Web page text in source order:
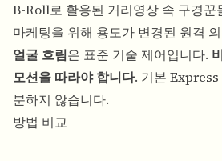
B-Roll로 활용된 거리영상 속 구경꾼
마케팅을 위해 용도가 변경된 원격
얼굴 흐림은 표준 기술 제어입니다.
모션을 따라야 합니다. 기본
분하지 않습니다.
방법 비교